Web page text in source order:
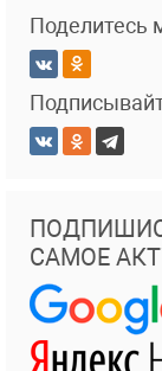
Поделитесь
САМОЕ